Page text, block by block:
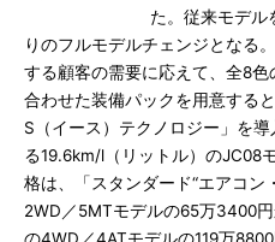
た。従来モデル
りのフルモデルチェンジとなる
する顧客の需要に応えて、全8
合わせた装備パックを用意する
S（イース）テクノロジー」を
る19.6km/l（リットル）のJC08
格は、「スタンダード“エアコン
2WD／5MTモデルの65万3400